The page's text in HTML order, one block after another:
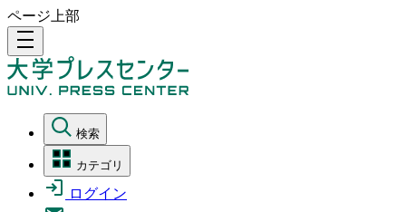
ページ上部
density_medium
検索
カテゴリ
ログイン